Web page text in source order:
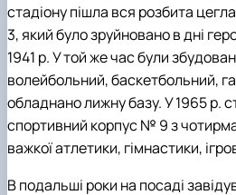
стадіону пішла вся розбита
3, який було зруйновано в дні
1941 р. У той же час були
волейбольний, баскетбольний,
обладнано лижну базу. У 1965 р.
спортивний корпус № 9 з
важкої атлетики, гімнастики,
В подальші роки на посаді